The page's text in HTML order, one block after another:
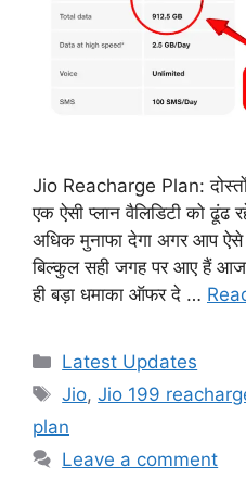
Jio Reacharge Plan:
एक ऐसी प्लान वैलिडिटी को
अधिक मुनाफा देगा अगर आप ऐसे
बिल्कुल सही जगह पर आए हैं
ही बड़ा धमाका ऑफर दे …
Categories
Latest Updates
Tags
Jio,Jio 199
plan
Leave a comment